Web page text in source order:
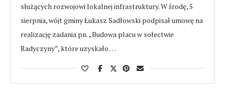
służących rozwojowi lokalnej infrastruktury. W środę, 5
sierpnia, wójt gminy Łukasz Sadłowski podpisał umowę na
realizację zadania pn. „Budowa placu w sołectwie
Radyczyny”, które uzyskało …